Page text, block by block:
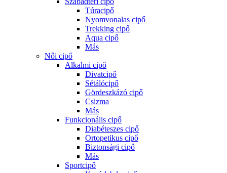
Túracipő
Nyomvonalas cipő
Trekking cipő
Aqua cipő
Más
Női cipő
Alkalmi cipő
Divatcipő
Sétálócipő
Gördeszkázó cipő
Csizma
Más
Funkcionális cipő
Diabéteszes cipő
Ortopetikus cipő
Biztonsági cipő
Más
Sportcipő